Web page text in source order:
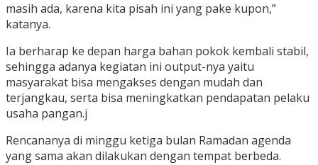
masih ada, karena kita pisah ini yang pake kupon,”
katanya.
Ia berharap ke depan harga bahan pokok kembali stabil,
sehingga adanya kegiatan ini output-nya yaitu
masyarakat bisa mengakses dengan mudah dan
terjangkau, serta bisa meningkatkan pendapatan pelaku
usaha pangan.j
Rencananya di minggu ketiga bulan Ramadan agenda
yang sama akan dilakukan dengan tempat berbeda.